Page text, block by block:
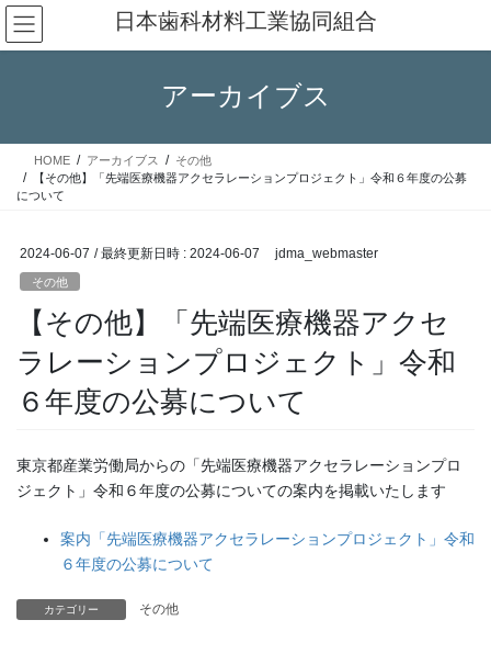
コ
ン
テ
ス
ナ
ビ
ゲ
ン
日本歯科材料工業協同組合
アーカイブス
HOME アーカイブス
その他
【その他】「先端医療機器アクセラレーションプロジェクト」令和６年度の公募
について
2024-06-07 / 最終更新日時 : 2024-06-07 jdma_webmaster
その他
【その他】「先端医療機器アクセ
ラレーションプロジェクト」令和
６年度の公募について
東京都産業労働局からの「先端医療機器アクセラレーションプロ
ジェクト」令和６年度の公募についての案内を掲載いたします
案内「先端医療機器アクセラレーションプロジェクト」令和
６年度の公募について
カテゴリー その他